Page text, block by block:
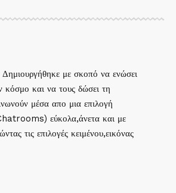
με σκοπό να ενώσει
κόσμο και να τους δώσει τη
μέσα απο μια επιλογή
εύκολα,άνετα και με
τις επιλογές κειμένου,εικόνας